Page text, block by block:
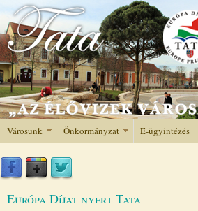
Jump to navigation
Városunk Önkormányzat E-ügyintézés
Európa Díjat nyert Tata